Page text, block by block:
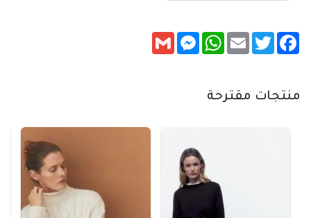
Facebook
Twitter
Email
WhatsApp
Messenger
Gmail
منتجات مقترحة